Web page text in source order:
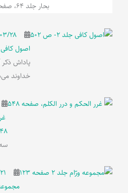
بحار جلد 64، صفحه 362
اصول کافی جلد
پاداش ذکر
خداوند
مجموعه